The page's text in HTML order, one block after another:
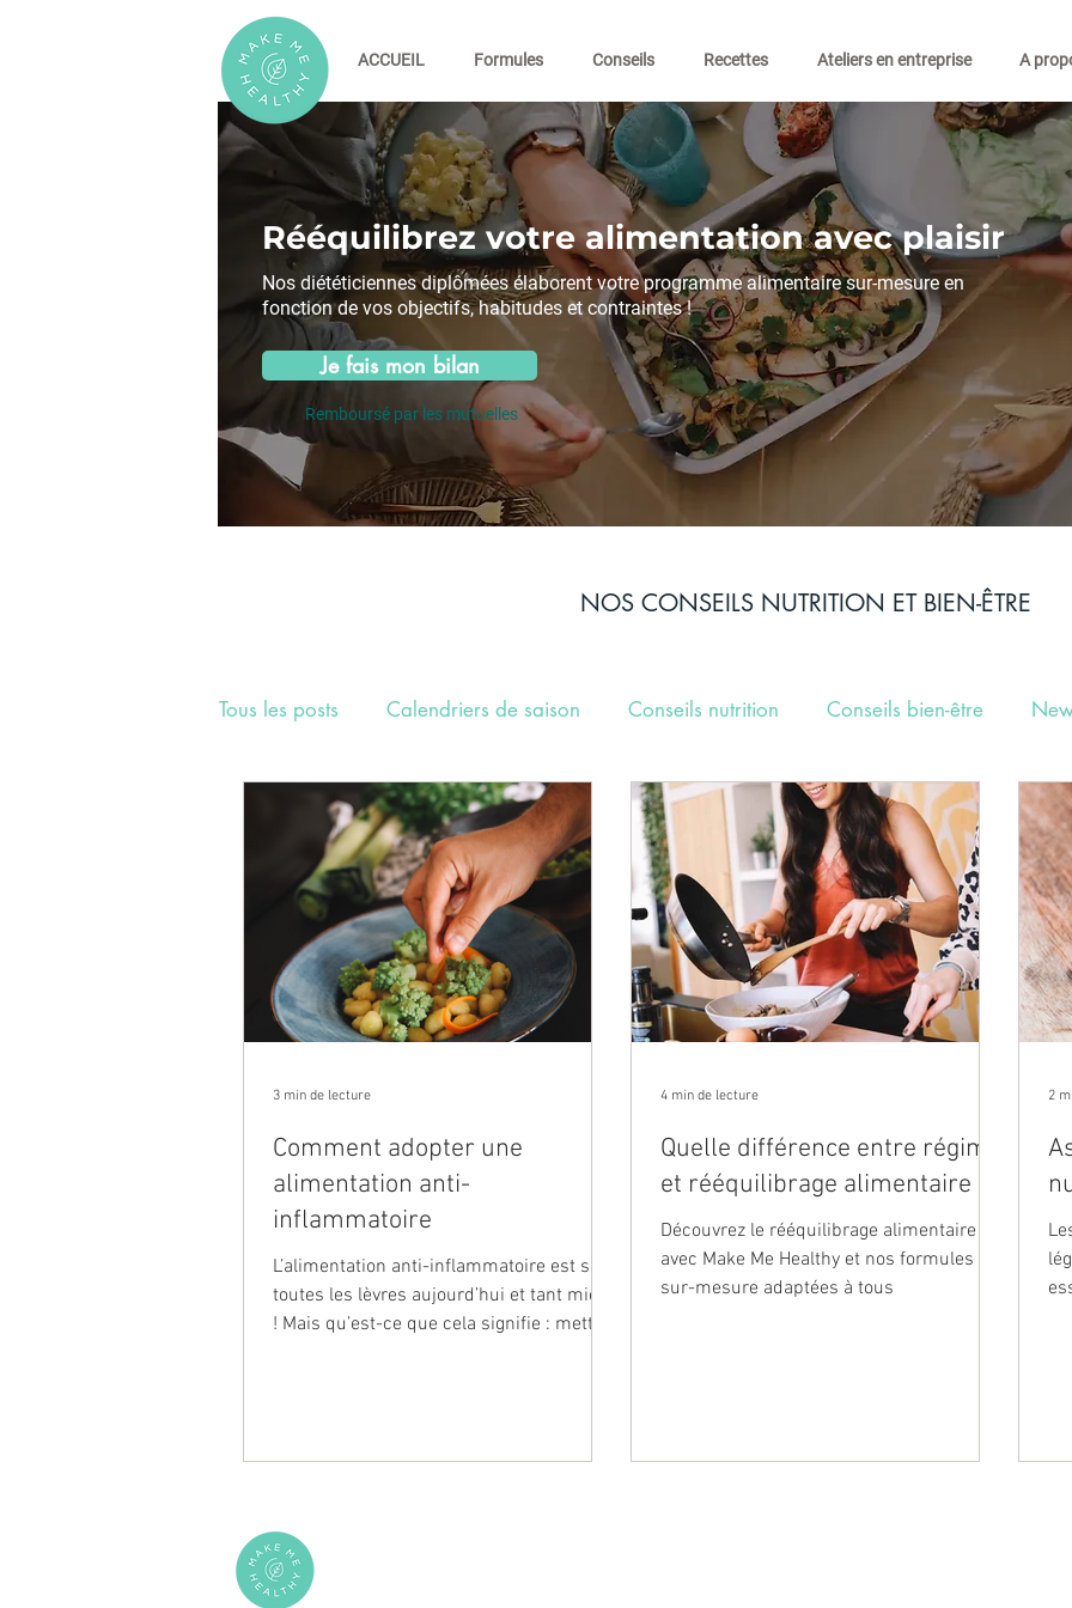
ACCUEIL Formules Conseils Recettes Ateliers en entreprise A
Rééquilibrez votre alimentation avec plaisir
Nos diététiciennes diplômées élaborent votre programme alimentaire sur-mesure en
fonction de vos objectifs, habitudes et contraintes !
Je fais mon bilan
Remboursé par les mutuelles
NOS CONSEILS NUTRITION ET BIEN-ÊTRE
Tous les posts Calendriers de saison Conseils nutrition Conseils bien-être
Team Make Me Healthy Sélection de recettes
Comment adopter une
alimentation anti-
inflammatoire
L’alimentation anti-inflammatoire est sur
toutes les lèvres aujourd’hui et tant mieux
! Mais qu’est-ce que cela signifie : mettre
3 min de lecture
Quelle différence entre régime
et rééquilibrage alimentaire ?
Découvrez le rééquilibrage alimentaire
avec Make Me Healthy et nos formules
sur-mesure adaptées à tous
4 min de lecture 2